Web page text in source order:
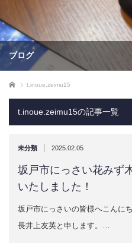
ブログ
ホーム t.inoue.zeimu15
t.inoue.zeimu15の記事一覧
未分類 | 2025.02.05
坂戸市にっさい花みず
いたしました！
坂戸市にっさいの皆様へこん
長井上友英と申します。…